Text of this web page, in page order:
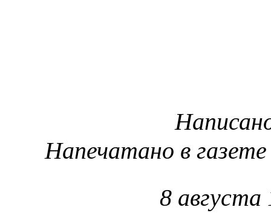
Напечатано в
8 августа